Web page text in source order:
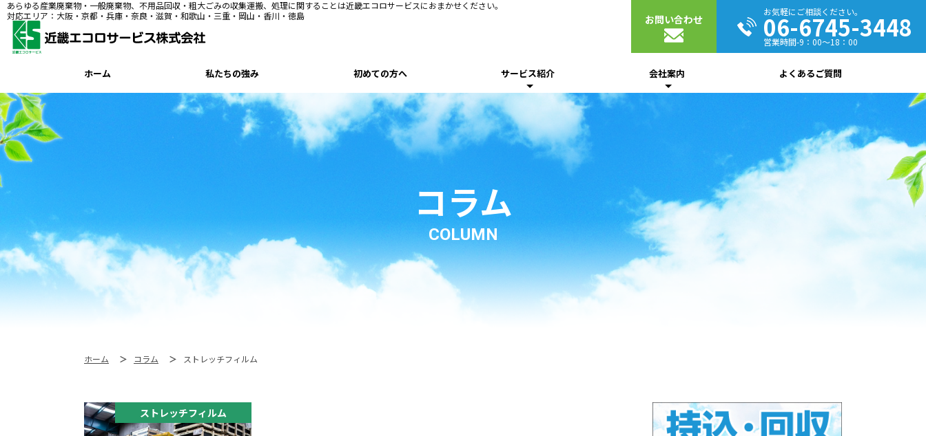
あらゆる産業廃棄物・一般廃棄物、不用品回収・粗大ごみの収集運搬、処理に関することは近畿エコロサービスにおまかせください。
対応エリア：大阪・京都・兵庫・奈良・滋賀・和歌山・三重・岡山・香川・徳島
お問い合わせ
お気軽にご相談ください。
06-6745-3448
営業時間-9：00～18：00
ホーム 私たちの強み 初めての方へ サービス紹介 会社案内 よくあるご質問
コラム
COLUMN
ホーム コラム ストレッチフィルム
ストレッチフィルム